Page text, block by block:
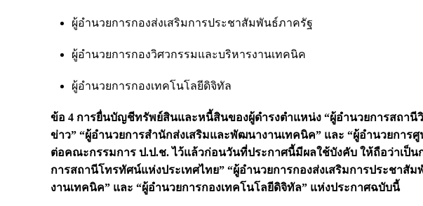
ผู้อำนวยการกองส่งเสริมการประชาสัมพันธ์ภาครัฐ
ผู้อำนวยการกองวิศวกรรมและบริหารงานเทคนิค
ผู้อำนวยการกองเทคโนโลยีดิจิทัล
ข้อ 4 การยื่นบัญชีทรัพย์สินและหนี้สินของผู้ดำรงตำแหน่ง “ผู้อำนวยการสถานี
ข่าว” “ผู้อำนวยการสำนักส่งเสริมและพัฒนางานเทคนิค” และ “ผู้อำนวยการ
ต่อคณะกรรมการ ป.ป.ช. ไว้แล้วก่อนวันที่ประกาศนี้มีผลใช้บังคับ ให้ถือว่าเ
การสถานีโทรทัศน์แห่งประเทศไทย” “ผู้อำนวยการกองส่งเสริมการประชาสั
งานเทคนิค” และ “ผู้อำนวยการกองเทคโนโลยีดิจิทัล” แห่งประกาศฉบับนี้